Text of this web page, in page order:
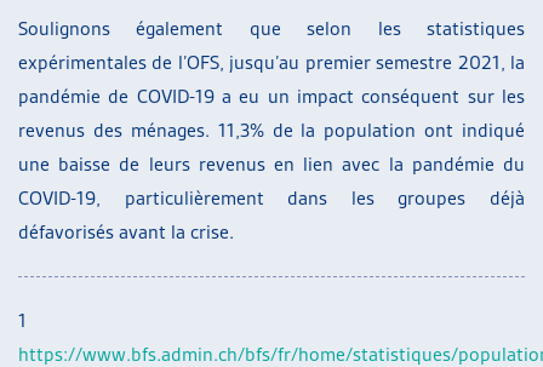
Soulignons également que selon les statistiques
expérimentales de l’OFS, jusqu’au premier semestre 2021, la
pandémie de COVID-19 a eu un impact conséquent sur les
revenus des ménages. 11,3% de la population ont indiqué
une baisse de leurs revenus en lien avec la pandémie du
COVID-19, particulièrement dans les groupes déjà
défavorisés avant la crise.
1
https://www.bfs.admin.ch/bfs/fr/home/statistiques/